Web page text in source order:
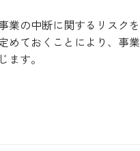
業の中断に関するリスクを
めておくことにより、事業
す。